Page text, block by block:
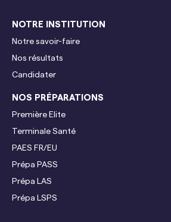
NOTRE INSTITUTION
Notre savoir-faire
Nos résultats
Candidater
NOS PRÉPARATIONS
Première Elite
Terminale Santé
PAES FR/EU
Prépa PASS
Prépa LAS
Prépa LSPS